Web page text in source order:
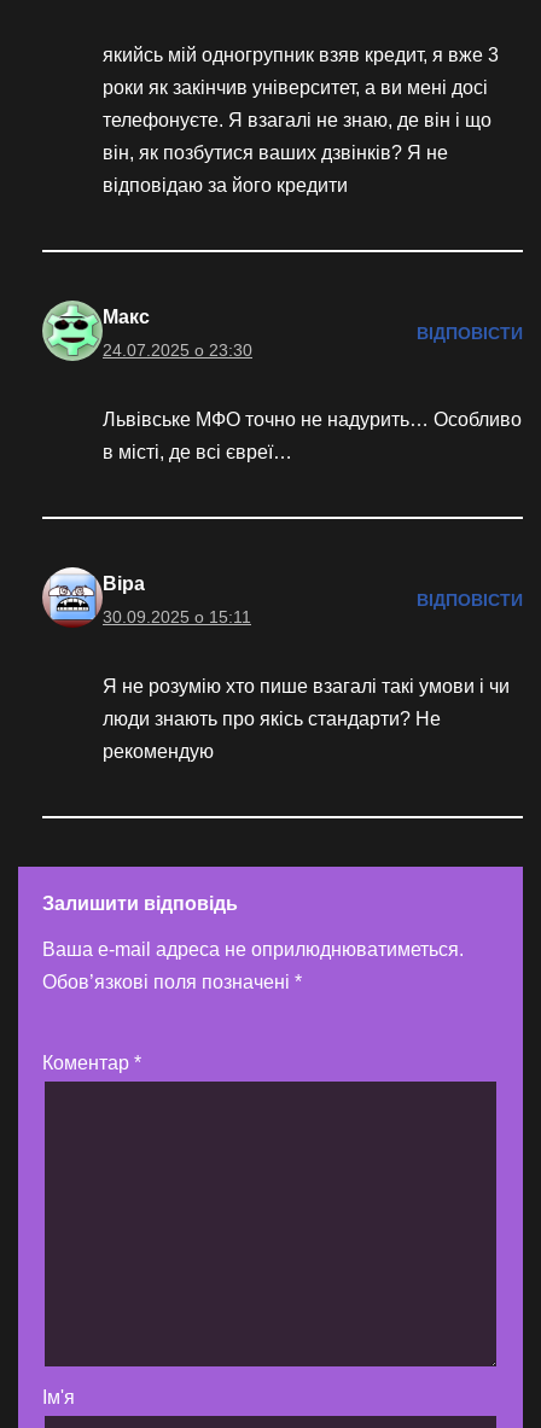
якийсь мій одногрупник взяв кредит, я вже 3
роки як закінчив університет, а ви мені досі
телефонуєте. Я взагалі не знаю, де він і що
він, як позбутися ваших дзвінків? Я не
відповідаю за його кредити
Макс
24.07.2025 о 23:30
ВІДПОВІСТИ
Львівське МФО точно не надурить… Особливо
в місті, де всі євреї…
Віра
30.09.2025 о 15:11
ВІДПОВІСТИ
Я не розумію хто пише взагалі такі умови і чи
люди знають про якісь стандарти? Не
рекомендую
Залишити відповідь
Ваша e-mail адреса не оприлюднюватиметься.
Обов’язкові поля позначені *
Коментар *
Ім'я